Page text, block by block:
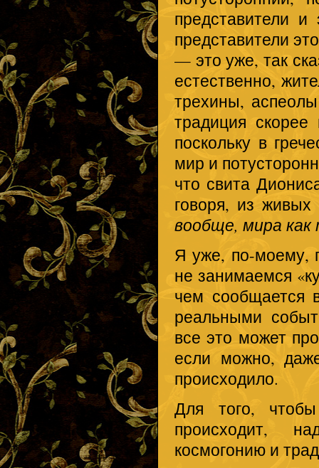
представители и
представители
— это уже, так
естественно,
трехины,
традиция
поскольку в
мир и
что свита
говоря, из
вообще, мира как
Я уже, по-моему,
не занимаемся
чем сообщается
реальными
все это может
если можно,
происходило.
Для того,
происходит,
космогонию и